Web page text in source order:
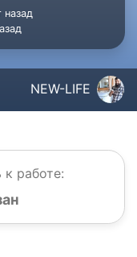
назад
NEW-LIFE
к работе: